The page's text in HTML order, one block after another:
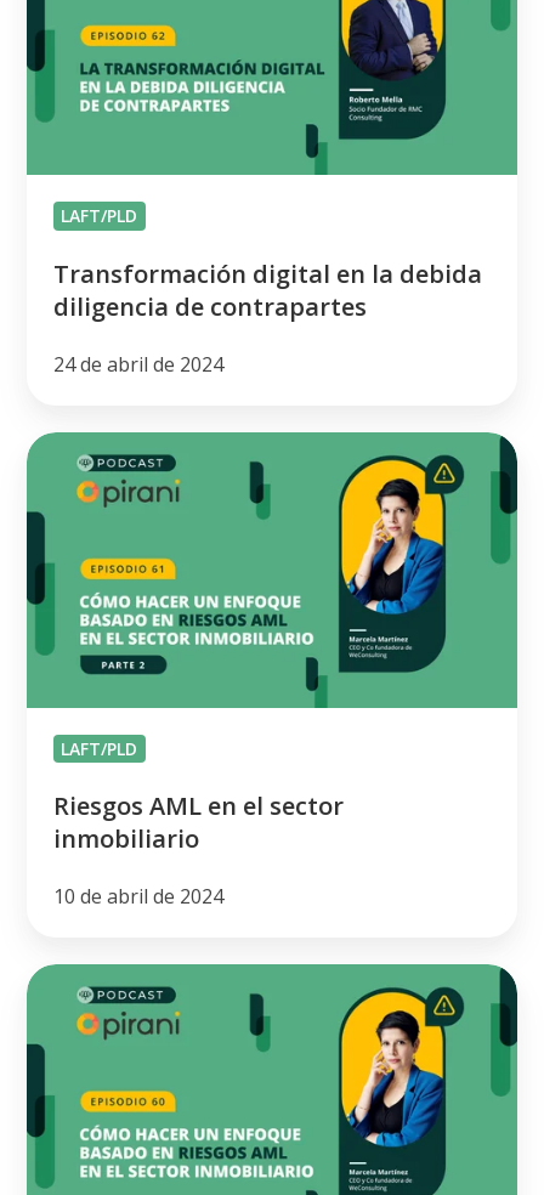
debida
diligencia
de
LAFT/PLD
Transformación digital en la debida
diligencia de contrapartes
24 de abril de 2024
Riesgos
en
sector
inmobiliario
LAFT/PLD
Riesgos AML en el sector
inmobiliario
10 de abril de 2024
Enfoque
basado
en
riesgos
el